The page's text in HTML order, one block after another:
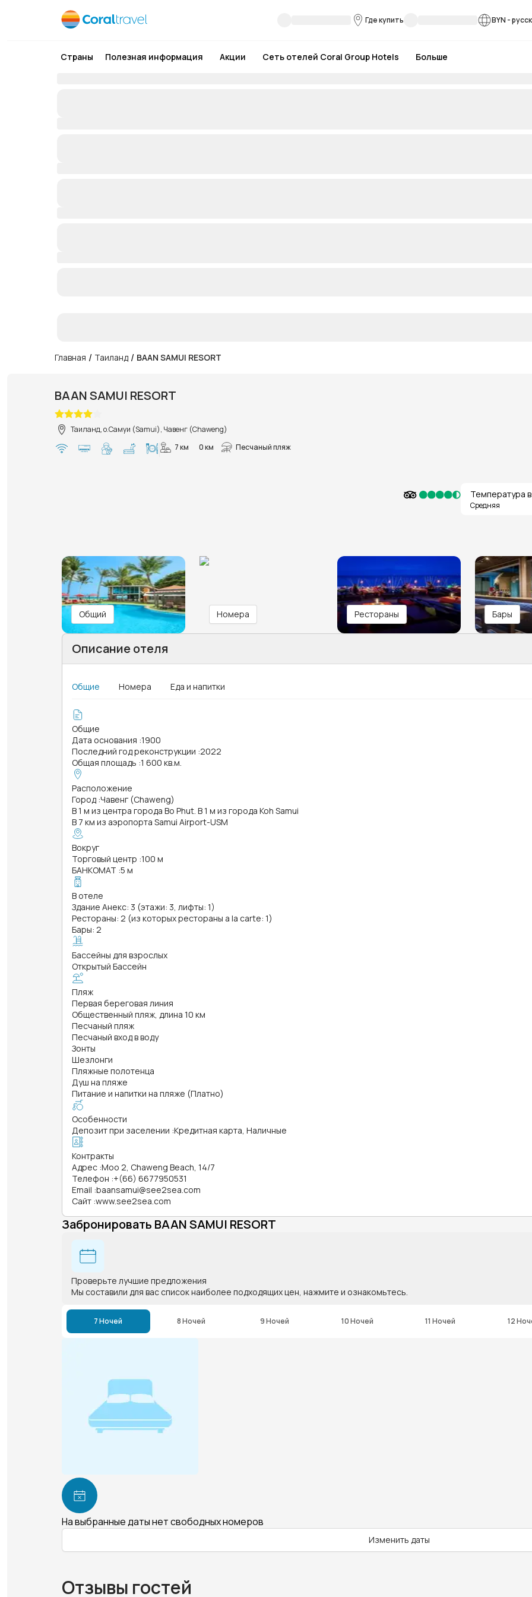
Где купить BYN -
Страны Полезная информация Акции Сеть отелей Coral Group Hotels Больше
Главная / Таиланд / BAAN SAMUI RESORT
BAAN SAMUI RESORT
Таиланд, о.Самуи (Samui), Чавенг (Chaweng)
7 км
0 км Песчаный пляж
Температура
Средняя
Общий Номера Рестораны Бары
Описание отеля
Общие Номера Еда и напитки
Общие
Дата основания :1900
Последний год реконструкции :2022
Общая площадь :1 600 кв.м.
Расположение
Город :Чавенг (Chaweng)
В 1 м из центра города Bo Phut. В 1 м из города Koh Samui
В 7 км из аэропорта Samui Airport-USM
Вокруг
Торговый центр :100 м
БАНКОМАТ :5 м
В отеле
Здание Анекс: 3 (этажи: 3, лифты: 1)
Рестораны: 2 (из которых рестораны a la carte: 1)
Бары: 2
Бассейны для взрослых
Открытый Бассейн
Пляж
Первая береговая линия
Общественный пляж, длина 10 км
Песчаный пляж
Песчаный вход в воду
Зонты
Шезлонги
Пляжные полотенца
Душ на пляже
Питание и напитки на пляже (Платно)
Особенности
Депозит при заселении :Кредитная карта, Наличные
Контракты
Адрес :Moo 2, Chaweng Beach, 14/7
Телефон :+(66) 6677950531
Email :baansamui@see2sea.com
Сайт :www.see2sea.com
Забронировать BAAN SAMUI RESORT
Проверьте лучшие предложения
Мы составили для вас список наиболее подходящих цен, нажмите и ознакомьтесь.
7 Ночей 8 Ночей 9 Ночей 10 Ночей 11 Ночей 12
На выбранные даты нет свободных номеров
Изменить даты
Отзывы гостей